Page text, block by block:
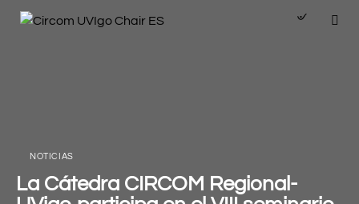
NOTICIAS
La Cátedra CIRCOM Regional-